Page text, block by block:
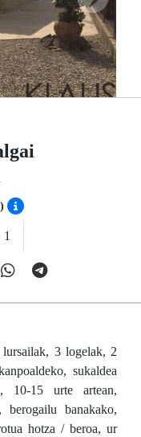
1
3 logelak, 2
sukaldea
10-15 urte artean,
berogailu banakako,
hotza / beroa, ur